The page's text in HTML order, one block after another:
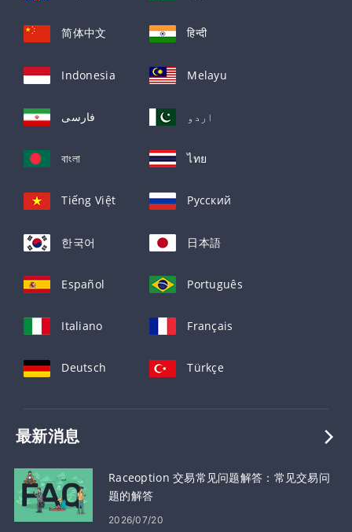
简体中文 हिन्दी
Indonesia Melayu
فارسی اردو
বাংলা ไทย
Tiếng Việt Русский
한국어 日本語
Español Português
Italiano Français
Deutsch Türkçe
最新消息
Raceoption 交易常见问题解答：常见交易问
题的解答
2026/07/20